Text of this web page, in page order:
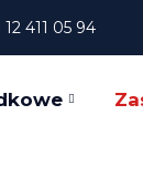
411 05 94